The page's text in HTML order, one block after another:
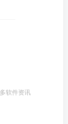
软件资讯